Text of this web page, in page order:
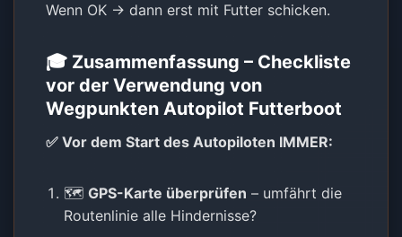
Wenn OK → dann erst mit Futter schicken.
🎓 Zusammenfassung – Checkliste
vor der Verwendung von
Wegpunkten Autopilot Futterboot
✅ Vor dem Start des Autopiloten IMMER:
🗺️GPS-Karte überprüfen – umfährt die
Routenlinie alle Hindernisse?